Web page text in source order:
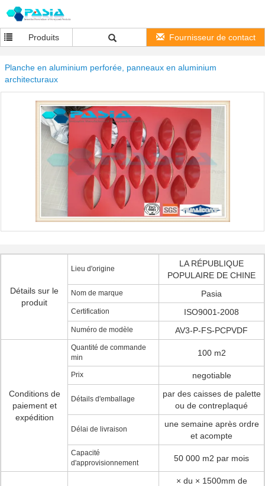
Produits Fournisseur de contact
Planche en aluminium perforée, panneaux en aluminium
architecturaux
Détails sur le
produit
Lieu d'origine
LA RÉPUBLIQUE
POPULAIRE DE CHINE
Nom de marque Pasia
Certification ISO9001-2008
Numéro de modèle AV3-P-FS-PCPVDF
Conditions de
paiement et
expédition
Quantité de commande
min
100 m2
Prix negotiable
Détails d'emballage
par des caisses de palette
ou de contreplaqué
Délai de livraison
une semaine après ordre
et acompte
Capacité
d'approvisionnement
50 000 m2 par mois
× du × 1500mm de